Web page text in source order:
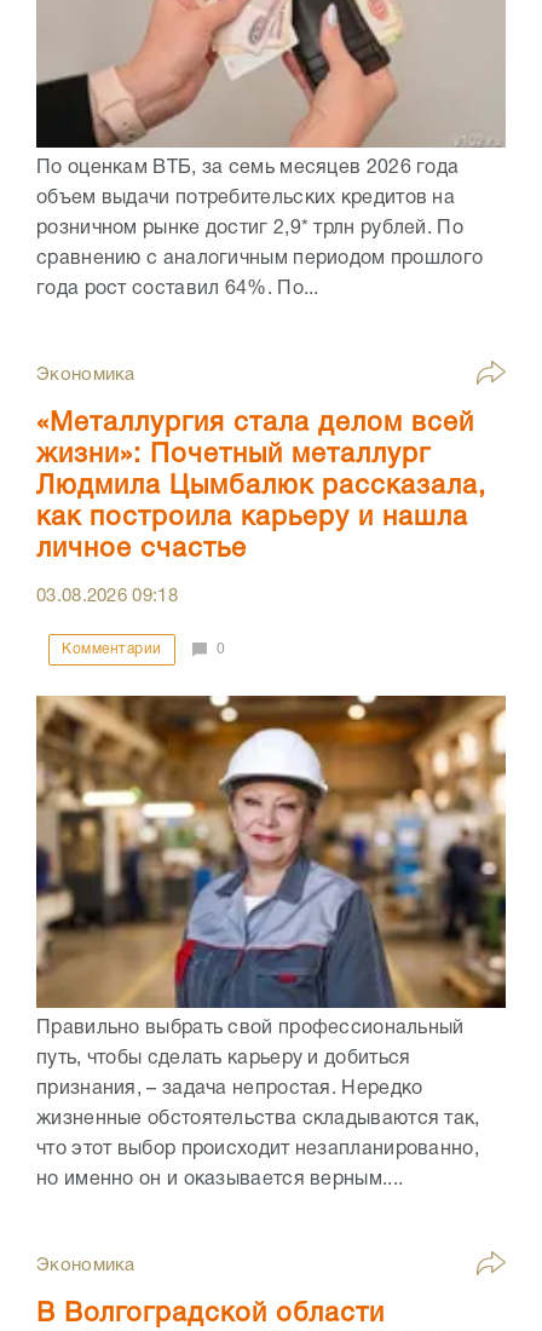
По оценкам ВТБ, за семь месяцев 2026 года
объем выдачи потребительских кредитов на
розничном рынке достиг 2,9* трлн рублей. По
сравнению с аналогичным периодом прошлого
года рост составил 64%. По...
Экономика
«Металлургия стала делом всей
жизни»: Почетный металлург
Людмила Цымбалюк рассказала,
как построила карьеру и нашла
личное счастье
03.08.202609:18
Комментарии 0
Правильно выбрать свой профессиональный
путь, чтобы сделать карьеру и добиться
признания, – задача непростая. Нередко
жизненные обстоятельства складываются так,
что этот выбор происходит незапланированно,
но именно он и оказывается верным....
Экономика
В Волгоградской области